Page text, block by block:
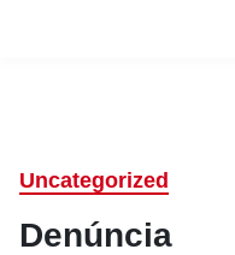
Uncategorized
Denúncia